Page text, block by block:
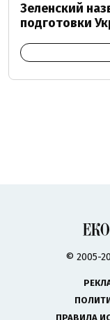
Зеленский
подготовки
© 2005-
ПРАВИЛА